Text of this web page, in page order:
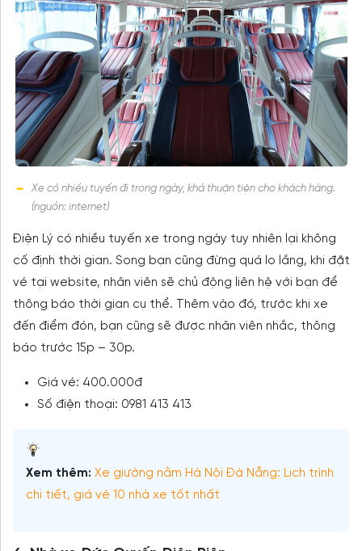
Xe có nhiều tuyến đi trong ngày, khá thuận tiện cho khách hàng.
(nguồn: internet)
Điện Lý có nhiều tuyến xe trong ngày tuy nhiên lại không
cố định thời gian. Song bạn cũng đừng quá lo lắng, khi đặt
vé tại website, nhân viên sẽ chủ động liên hệ với bạn để
thông báo thời gian cụ thể. Thêm vào đó, trước khi xe
đến điểm đón, bạn cũng sẽ được nhân viên nhắc, thông
báo trước 15p – 30p.
Giá vé: 400.000đ
Số điện thoại: 0981 413 413
Xem thêm: Xe giường nằm Hà Nội Đà Nẵng: Lịch trình
chi tiết, giá vé 10 nhà xe tốt nhất